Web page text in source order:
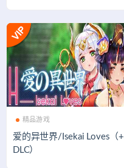
精品游戏
爱的异世界/Isekai Loves（+
DLC）